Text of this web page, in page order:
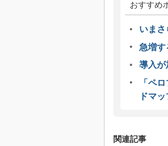
おすすめ
いま
急増す
導入
「ペ
ドマ
関連記事